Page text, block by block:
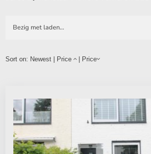
Bezig met laden...
Sort on: Newest| Price | Price